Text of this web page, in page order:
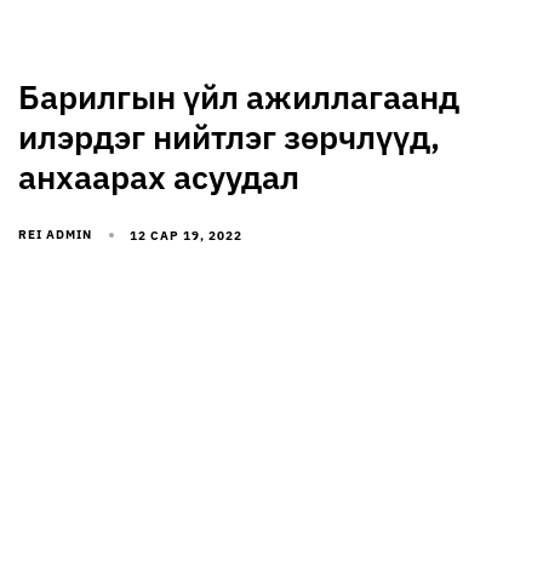
Барилгын үйл ажиллагаанд
илэрдэг нийтлэг зөрчлүүд,
анхаарах асуудал
REI ADMIN 12 САР 19, 2022